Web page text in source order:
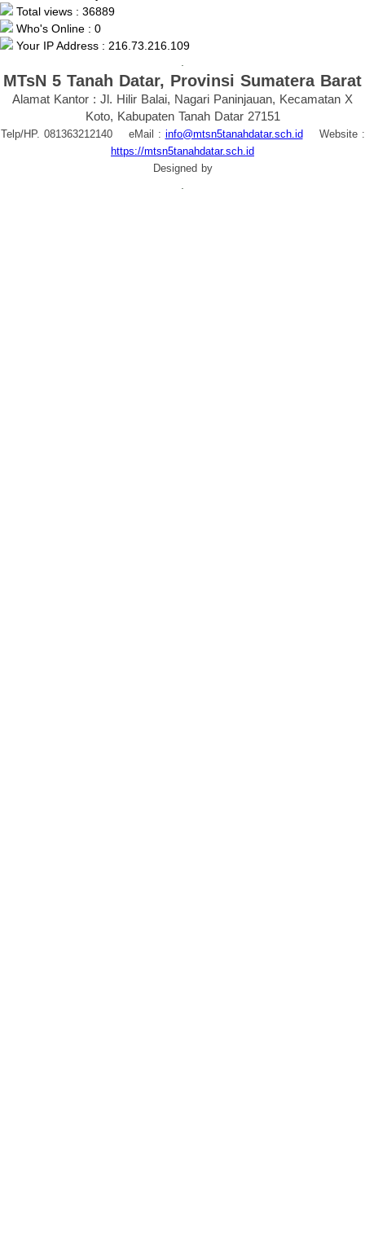
Total views : 36889
Who's Online : 0
Your IP Address : 216.73.216.109
MTsN 5 Tanah Datar, Provinsi Sumatera Barat
Alamat Kantor : Jl. Hilir Balai, Nagari Paninjauan, Kecamatan X
Koto, Kabupaten Tanah Datar 27151
Telp/HP. 081363212140 eMail : info@mtsn5tanahdatar.sch.id
Website :
https://mtsn5tanahdatar.sch.id
Designed by